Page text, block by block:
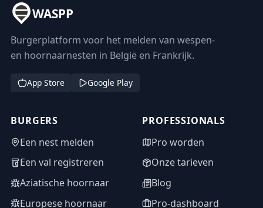
WASPP
Burgerplatform voor het melden van wespen-
en hoornaarnesten in België en Frankrijk.
App Store Google Play
BURGERS
Een nest melden
Een val registreren
Aziatische hoornaar
Europese hoornaar
PROFESSIONALS
Pro worden
Onze tarieven
Blog
Pro-dashboard